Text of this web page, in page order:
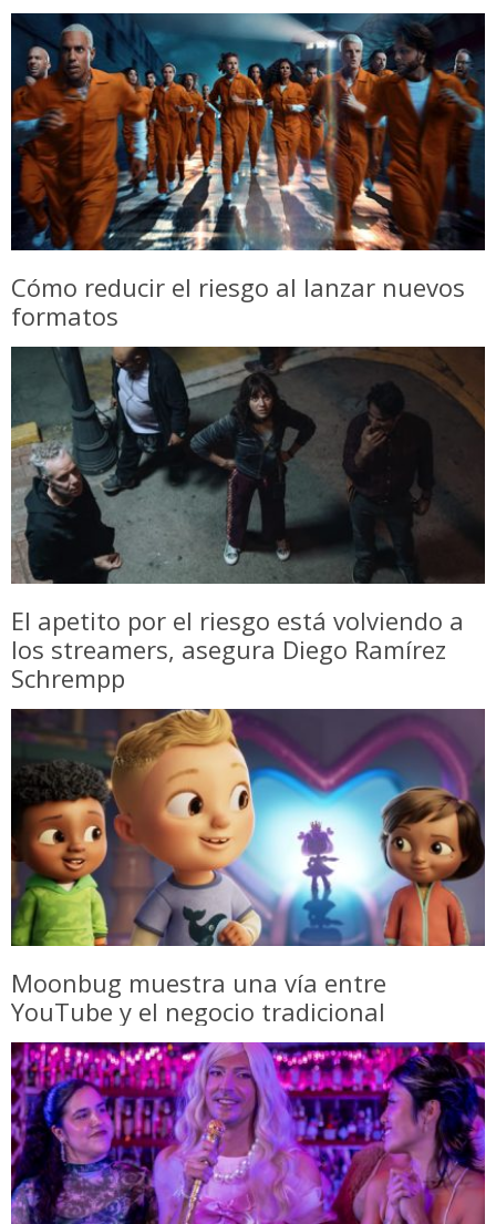
Cómo reducir el riesgo al lanzar nuevos
formatos
El apetito por el riesgo está volviendo a
los streamers, asegura Diego Ramírez
Schrempp
Moonbug muestra una vía entre
YouTube y el negocio tradicional